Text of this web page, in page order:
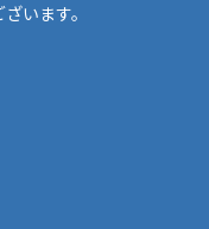
います。